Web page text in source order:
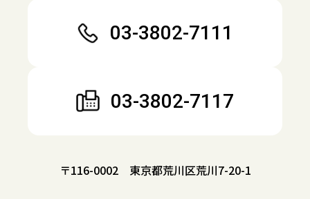
03-3802-7111
03-3802-7117
〒116-0002 東京都荒川区荒川7-20-1